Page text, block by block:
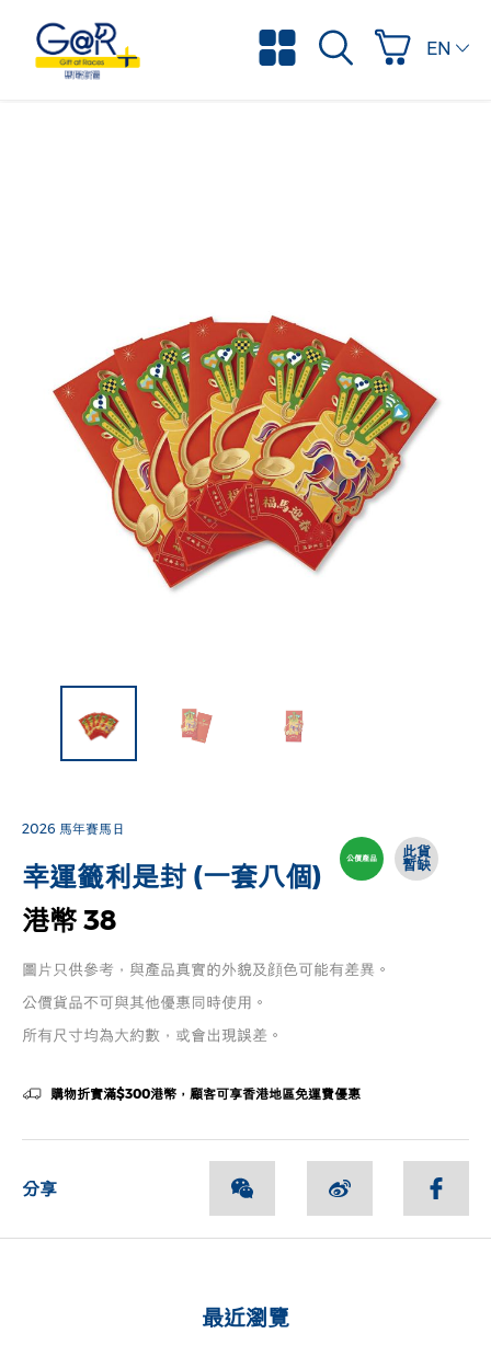
2026 馬年賽馬日
幸運籤利是封 (一套八個)
公價產品 此貨
暫缺
港幣 38
圖片只供參考，與產品真實的外貌及顔色可能有差異。
公價貨品不可與其他優惠同時使用。
所有尺寸均為大約數，或會出現誤差。
購物折實滿$300港幣，顧客可享香港地區免運費優惠
分享
最近瀏覽